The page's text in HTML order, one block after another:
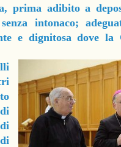
prima adibito a
intonaco;
e dignitosa dove